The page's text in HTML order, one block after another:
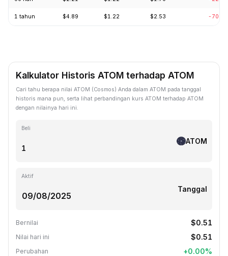
1 tahun $4.89 $1.22 $2.53 -
Kalkulator Historis ATOM terhadap ATOM
Cari tahu berapa nilai ATOM (Cosmos) Anda dalam ATOM pada tanggal
historis mana pun, serta lihat perbandingan kurs ATOM terhadap ATOM
dengan nilainya hari ini.
Beli
ATOM
Aktif
Tanggal
Bernilai $0.51
Nilai hari ini $0.51
Perubahan +0.00%